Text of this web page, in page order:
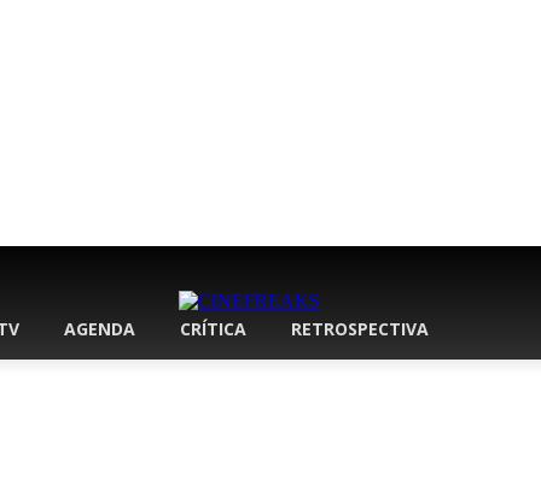
AGENDA CRÍTICA RETROSPECTIVA